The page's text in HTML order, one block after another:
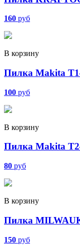
160 руб
В корзину
Пилка Makita
100 руб
В корзину
Пилка Makita
80 руб
В корзину
Пилка
150 руб